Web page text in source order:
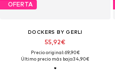
OFERTA
DOCKERS BY GERLI
55,92€
Precio original: 69,90€
Último precio más bajo:34,90€